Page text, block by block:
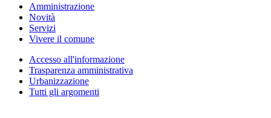
Amministrazione
Novità
Servizi
Vivere il comune
Accesso all'informazione
Trasparenza amministrativa
Urbanizzazione
Tutti gli argomenti